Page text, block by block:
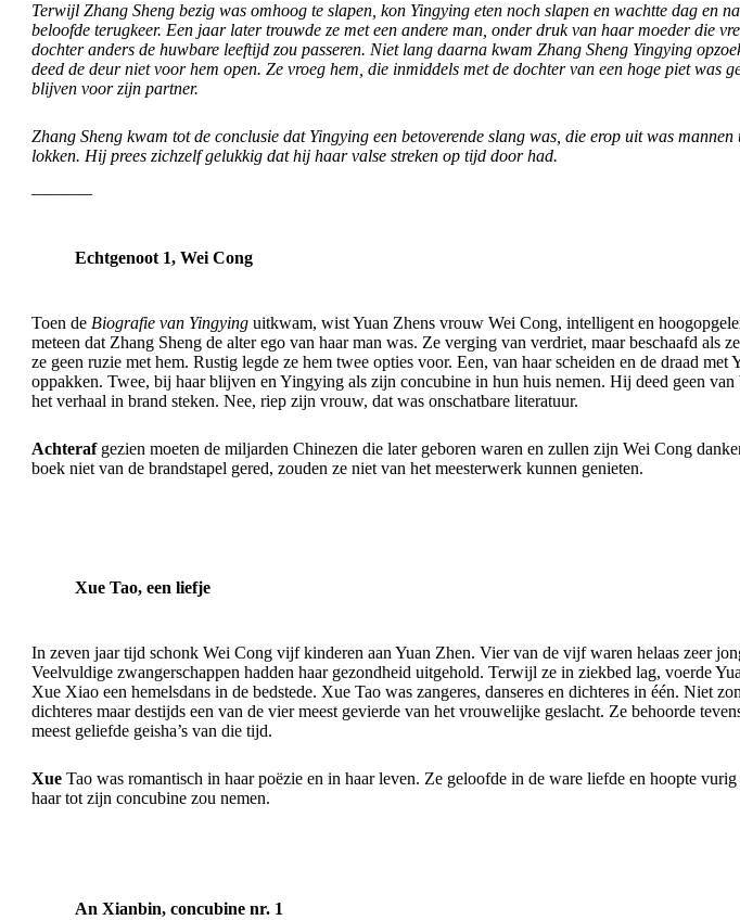
Terwijl Zhang Sheng bezig was omhoog te slapen, kon Yingying eten noch slapen en wachtte dag en
beloofde terugkeer. Een jaar later trouwde ze met een andere man, onder druk van haar moeder die
dochter anders de huwbare leeftijd zou passeren. Niet lang daarna kwam Zhang Sheng Yingying
deed de deur niet voor hem open. Ze vroeg hem, die inmiddels met de dochter van een hoge piet was
blijven voor zijn partner.
Zhang Sheng kwam tot de conclusie dat Yingying een betoverende slang was, die erop uit was mannen
lokken. Hij prees zichzelf gelukkig dat hij haar valse streken op tijd door had.
———–
Echtgenoot 1, Wei Cong
Toen de Biografie van Yingying uitkwam, wist Yuan Zhens vrouw Wei Cong, intelligent en
meteen dat Zhang Sheng de alter ego van haar man was. Ze verging van verdriet, maar beschaafd als
ze geen ruzie met hem. Rustig legde ze hem twee opties voor. Een, van haar scheiden en de draad met
oppakken. Twee, bij haar blijven en Yingying als zijn concubine in hun huis nemen. Hij deed geen van
het verhaal in brand steken. Nee, riep zijn vrouw, dat was onschatbare literatuur.
Achterafgezien moeten de miljarden Chinezen die later geboren waren en zullen zijn Wei Cong
boek niet van de brandstapel gered, zouden ze niet van het meesterwerk kunnen genieten.
Xue Tao, een liefje
In zeven jaar tijd schonk Wei Cong vijf kinderen aan Yuan Zhen. Vier van de vijf waren helaas zeer
Veelvuldige zwangerschappen hadden haar gezondheid uitgehold. Terwijl ze in ziekbed lag, voerde
Xue Xiao een hemelsdans in de bedstede. Xue Tao was zangeres, danseres en dichteres in één. Niet
dichteres maar destijds een van de vier meest gevierde van het vrouwelijke geslacht. Ze behoorde
meest geliefde geisha’s van die tijd.
Xue Tao was romantisch in haar poëzie en in haar leven. Ze geloofde in de ware liefde en hoopte vurig
haar tot zijn concubine zou nemen.
An Xianbin, concubine nr. 1